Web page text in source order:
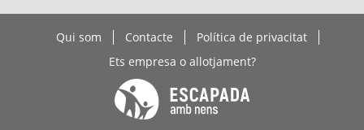
Qui som Contacte
Política de privacitat
Ets empresa o allotjament?